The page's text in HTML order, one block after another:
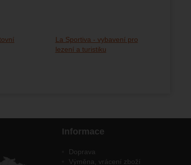
La Sportiva - vybavení pro
lezení a turistiku
Informace
Doprava
Výměna, vrácení zboží